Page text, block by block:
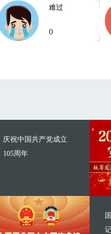
难过
0
庆祝中国共产党成立
105周年